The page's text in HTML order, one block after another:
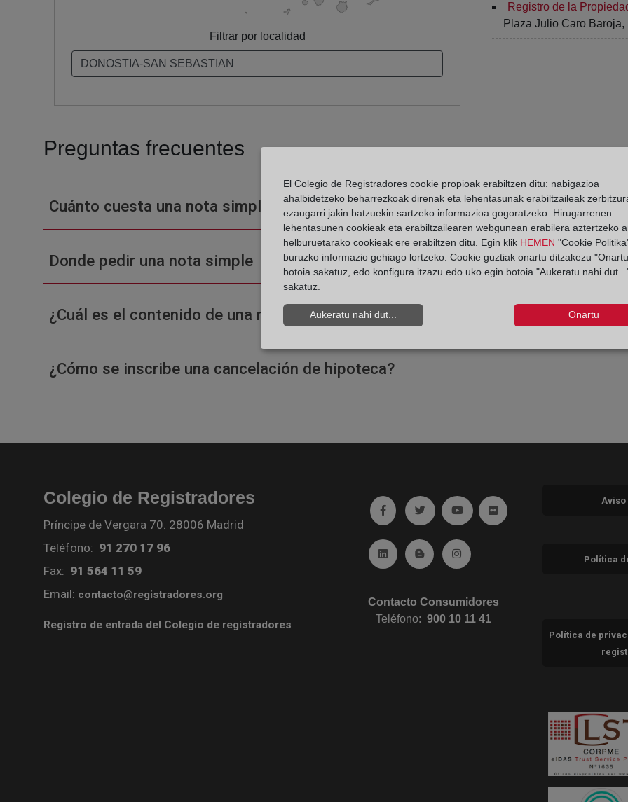
Filtrar por localidad
Registro de la
Plaza Julio Caro Baroja,
Preguntas frecuentes
Cuánto cuesta una nota simple en un Registro de la Propiedad
Donde pedir una nota simple
¿Cuál es el contenido de una nota simple o una certificación?
¿Cómo se inscribe una cancelación de hipoteca?
Colegio de Registradores
Príncipe de Vergara 70. 28006 Madrid
Teléfono: 91 270 17 96
Fax: 91 564 11 59
Email: contacto@registradores.org
Registro de entrada del Colegio de registradores
Ir a facebook (abre en ventana nueva)
Ir a twitter (abre en ventana nueva)
Ir a YouTube (abre en ventana nueva)
Ir a Flickr (abre en ventana
Ir a Linkedin (abre en ventana nueva)
Ir al Blog (abre en ventana nueva)
Ir a Instagram (abre en ventana
Contacto Consumidores
Teléfono:900 10 11 41
Aviso
Política
Política de
El Colegio de Registradores cookie propioak erabiltzen ditu: nabigazioa
ahalbidetzeko beharrezkoak direnak eta lehentasunak erabiltzaileak
ezaugarri jakin batzuekin sartzeko informazioa gogoratzeko. Hirugarrenen
lehentasunen cookieak eta erabiltzailearen webgunean erabilera aztertzeko
helburuetarako cookieak ere erabiltzen ditu. Egin klik HEMEN "Cookie
buruzko informazio gehiago lortzeko. Cookie guztiak onartu ditzakezu
botoia sakatuz, edo konfigura itzazu edo uko egin botoia "Aukeratu nahi
sakatuz.
Aukeratu nahi dut... Onartu